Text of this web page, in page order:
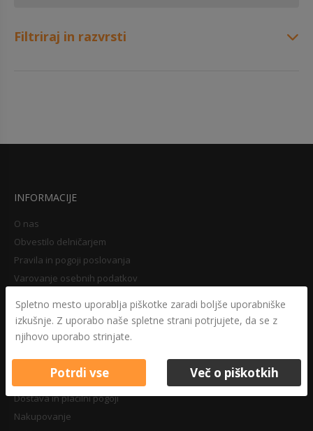
Filtriraj in razvrsti
INFORMACIJE
O nas
Obvestilo delničarjem
Pravila in pogoji poslovanja
Varovanje osebnih podatkov
Pravilnik o zasebnosti
Pravno obvestilo
NAKUPOVANJE
Dostava in plačilni pogoji
Nakupovanje
Spletno mesto uporablja piškotke zaradi boljše uporabniške
izkušnje. Z uporabo naše spletne strani potrjujete, da se z
njihovo uporabo strinjate.
Potrdi vse Več o piškotkih